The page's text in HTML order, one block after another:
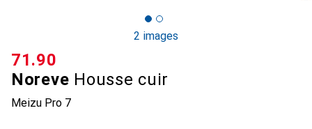
2 images
Noreve Housse cuir
Meizu Pro 7
CHF
71.90